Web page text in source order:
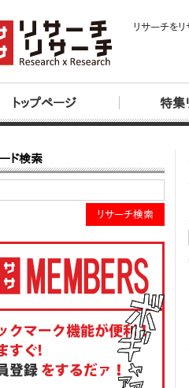
リサーチを
トップページ 特集
ド検索
リサーチ検索